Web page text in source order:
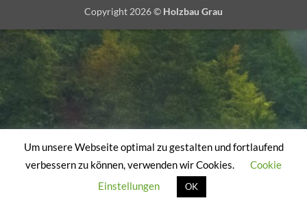
Copyright 2026 © Holzbau Grau
Um unsere Webseite optimal zu gestalten und fortlaufend
verbessern zu können, verwenden wir Cookies.
Cookie
Einstellungen
OK